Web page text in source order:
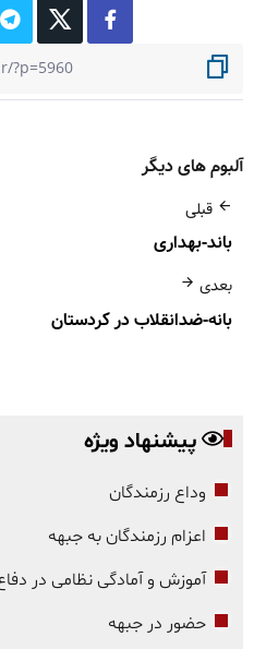
آلبوم های دیگر
قبلی
باند-بهداری
بعدی
بانه-ضدانقلاب در کردستان
پیشنهاد ویژه
وداع رزمندگان
اعزام رزمندگان به جبهه
آموزش و آمادگی نظامی در
حضور در جبهه